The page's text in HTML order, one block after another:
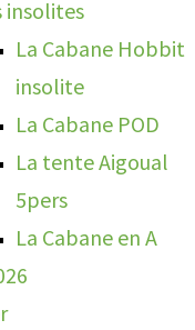
insolites
La Cabane Hobbit
insolite
La Cabane POD
La tente Aigoual
5pers
La Cabane en A